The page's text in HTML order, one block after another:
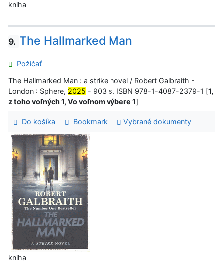
kniha
9. The Hallmarked Man
Požičať
The Hallmarked Man : a strike novel / Robert Galbraith -
London : Sphere, 2025 - 903 s. ISBN 978-1-4087-2379-1 [1,
z toho voľných 1, Vo voľnom výbere 1]
Do košíka Bookmark Vybrané dokumenty
kniha